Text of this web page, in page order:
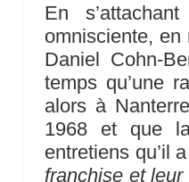
En
omnisciente, en
Daniel Cohn-
temps qu’une
alors à
1968 et que
entretiens qu’il
franchise et